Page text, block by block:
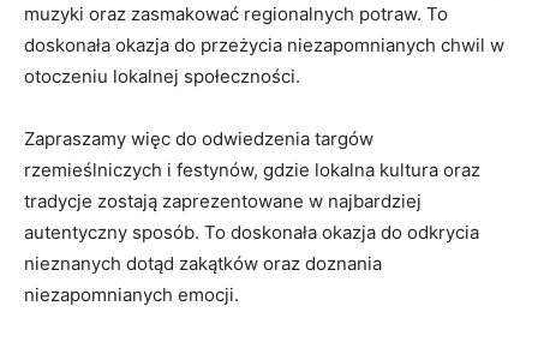
muzyki oraz zasmakować regionalnych potraw. ‍To
doskonała okazja⁣ do przeżycia niezapomnianych chwil w
otoczeniu lokalnej ‌społeczności.
Zapraszamy więc do odwiedzenia targów
rzemieślniczych i festynów, ⁤gdzie lokalna⁣ kultura oraz
tradycje zostają zaprezentowane w najbardziej ​
autentyczny sposób. To doskonała okazja do odkrycia
nieznanych dotąd zakątków⁤ oraz doznania
niezapomnianych emocji.